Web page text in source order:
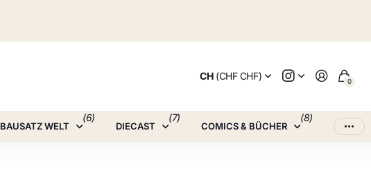
CH(CHF CHF) 0
BAUSATZ WELT
(6)
DIECAST
(7)
COMICS & BÜCHER
(8)